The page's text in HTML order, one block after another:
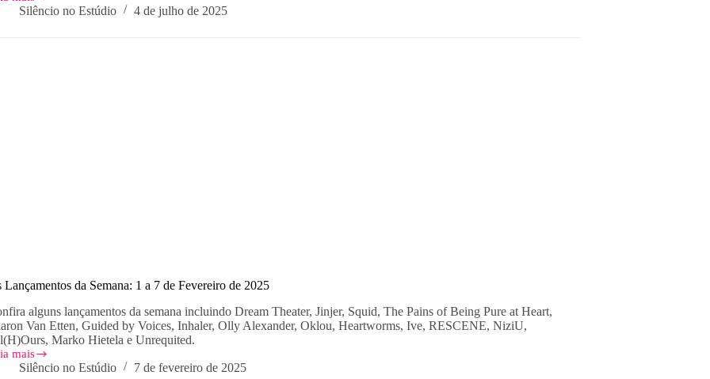
Silêncio no Estúdio 4 de julho de 2025
Lançamentos da Semana: 1 a 7 de Fevereiro de 2025
alguns lançamentos da semana incluindo Dream Theater, Jinjer, Squid, The Pains of Being Pure at Heart,
Van Etten, Guided by Voices, Inhaler, Olly Alexander, Oklou, Heartworms, Ive, RESCENE, NiziU,
Marko Hietela e Unrequited.
mais
Silêncio no Estúdio 7 de fevereiro de 2025